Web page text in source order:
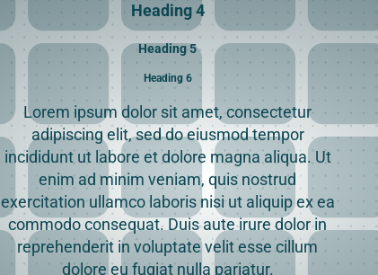
Heading 4
Heading 5
Heading 6
Lorem ipsum dolor sit amet, consectetur
adipiscing elit, sed do eiusmod tempor
incididunt ut labore et dolore magna aliqua. Ut
enim ad minim veniam, quis nostrud
exercitation ullamco laboris nisi ut aliquip ex ea
commodo consequat. Duis aute irure dolor in
reprehenderit in voluptate velit esse cillum
dolore eu fugiat nulla pariatur.